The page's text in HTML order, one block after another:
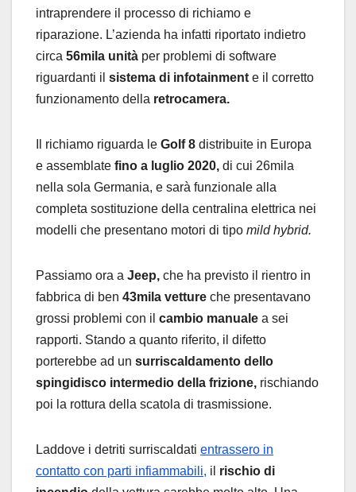
intraprendere il processo di richiamo e
riparazione. L’azienda ha infatti riportato indietro
circa 56mila unità per problemi di software
riguardanti il sistema di infotainment e il corretto
funzionamento della retrocamera.
Il richiamo riguarda le Golf 8 distribuite in Europa
e assemblate fino a luglio 2020, di cui 26mila
nella sola Germania, e sarà funzionale alla
completa sostituzione della centralina elettrica nei
modelli che presentano motori di tipo mild hybrid.
Passiamo ora a Jeep, che ha previsto il rientro in
fabbrica di ben 43mila vetture che presentavano
grossi problemi con il cambio manuale a sei
rapporti. Stando a quanto riferito, il difetto
porterebbe ad un surriscaldamento dello
spingidisco intermedio della frizione, rischiando
poi la rottura della scatola di trasmissione.
Laddove i detriti surriscaldati entrassero in
contatto con parti infiammabili, il rischio di